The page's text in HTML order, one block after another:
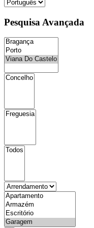
Pesquisa Avançada